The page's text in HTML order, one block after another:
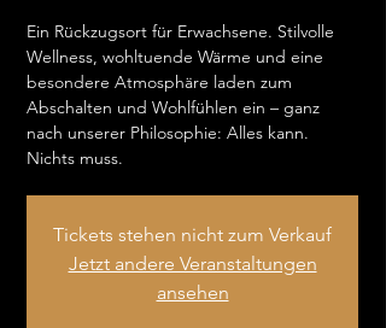
Ein Rückzugsort für Erwachsene. Stilvolle
Wellness, wohltuende Wärme und eine
besondere Atmosphäre laden zum
Abschalten und Wohlfühlen ein – ganz
nach unserer Philosophie: Alles kann.
Nichts muss.
Tickets stehen nicht zum Verkauf
Jetzt andere Veranstaltungen
ansehen